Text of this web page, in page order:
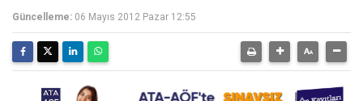
Güncelleme: 06 Mayıs 2012 Pazar 12:55